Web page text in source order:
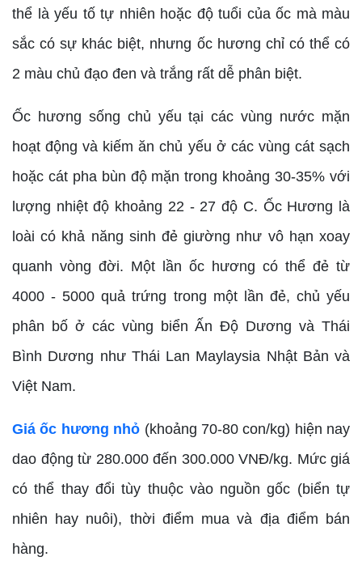
thể là yếu tố tự nhiên hoặc độ tuổi của ốc mà màu
sắc có sự khác biệt, nhưng ốc hương chỉ có thể có
2 màu chủ đạo đen và trắng rất dễ phân biệt.
Ốc hương sống chủ yếu tại các vùng nước mặn
hoạt động và kiếm ăn chủ yếu ở các vùng cát sạch
hoặc cát pha bùn độ mặn trong khoảng 30-35% với
lượng nhiệt độ khoảng 22 - 27 độ C. Ốc Hương là
loài có khả năng sinh đẻ giường như vô hạn xoay
quanh vòng đời. Một lần ốc hương có thể đẻ từ
4000 - 5000 quả trứng trong một lần đẻ, chủ yếu
phân bố ở các vùng biển Ấn Độ Dương và Thái
Bình Dương như Thái Lan Maylaysia Nhật Bản và
Việt Nam.
Giá ốc hương nhỏ (khoảng 70-80 con/kg) hiện nay
dao động từ 280.000 đến 300.000 VNĐ/kg. Mức giá
có thể thay đổi tùy thuộc vào nguồn gốc (biển tự
nhiên hay nuôi), thời điểm mua và địa điểm bán
hàng.